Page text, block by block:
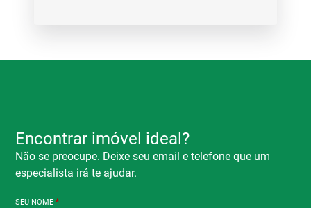
Encontrar imóvel ideal?
Não se preocupe. Deixe seu email e telefone que um
especialista irá te ajudar.
SEU NOME*